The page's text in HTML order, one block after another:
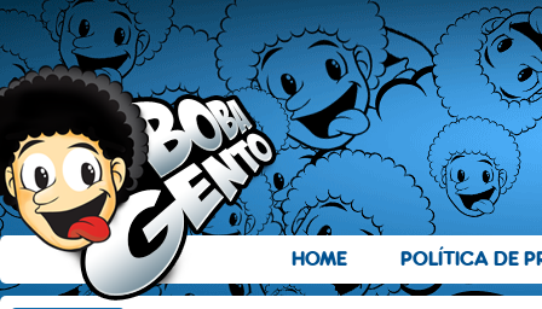
HOME POLÍTICA DE